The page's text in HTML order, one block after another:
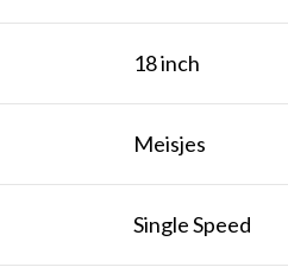
18 inch
Meisjes
Single Speed